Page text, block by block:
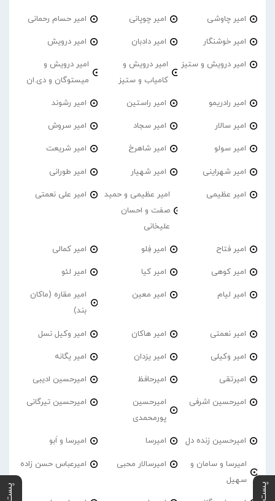
امیر چاوشی امیر چوپانی امیر حسام رحمانی
امیر خوشنگار امیر دادبان امیر درویش
امیر درویش و ستیز
امیر درویش و
کامیاب و ستیز
امیر درویش و
میستوگان و دی.ان
امیر رادریمو امیر راستین امیر رشوند
امیر سالار امیر سجاد امیر سروش
امیر سولو امیر شاهرخ امیر شریعت
امیر شهراینی امیر شهیار امیر طورانی
امیر عظیمی
امیر عظیمی و حمید
صفت و احسان
علیخانی
امیر علی نعمتی
امیر فتاح امیر فِلو امیر کمالی
امیر کوهی امیر کیا امیر لئو
امیر لیام امیر معین
امیر مقاره (ماکان
بند)
امیر نعمتی امیر هاکان امیر وکیل نسل
امیر وکیلی امیر یزدان امیر یگانه
امیرتقی امیرحافظ امیرحسین ادیبی
امیرحسین اشرفی
امیرحسین
پورمحمدی
امیرحسین تیرگانی
امیرحسین زنده دل امیرسا امیرسا و اَبو
امیرسا و سامان و
سهیل
امیرسالار محبی امیرعباس حسن زاده